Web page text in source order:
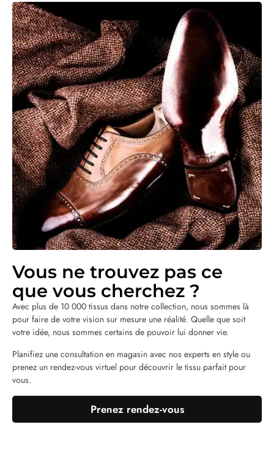
Vous ne trouvez pas ce
que vous cherchez ?
Avec plus de 10 000 tissus dans notre collection, nous sommes là
pour faire de votre vision sur mesure une réalité. Quelle que soit
votre idée, nous sommes certains de pouvoir lui donner vie.
Planifiez une consultation en magasin avec nos experts en style ou
prenez un rendez-vous virtuel pour découvrir le tissu parfait pour
vous.
Prenez rendez-vous